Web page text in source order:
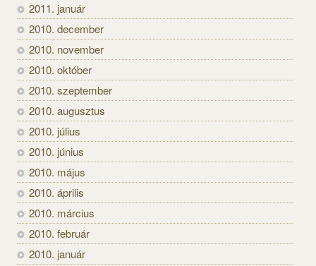
2011. január
2010. december
2010. november
2010. október
2010. szeptember
2010. augusztus
2010. július
2010. június
2010. május
2010. április
2010. március
2010. február
2010. január